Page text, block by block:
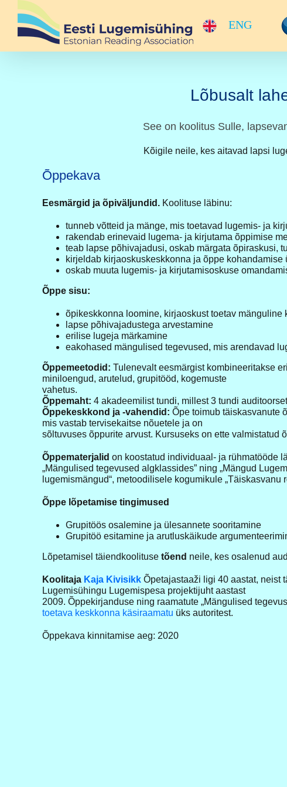
content
ENG
Lõbusalt
See on koolitus Sulle,
Kõigile neile, kes aitavad lapsi
Õppekava
Eesmärgid ja õpiväljundid. Koolituse läbinu:
tunneb võtteid ja mänge, mis toetavad lugemis- ja
rakendab erinevaid lugema- ja kirjutama õppimise
teab lapse põhivajadusi, oskab märgata õpiraskusi,
kirjeldab kirjaoskuskeskkonna ja õppe kohandamise
oskab muuta lugemis- ja kirjutamisoskuse
Õppe sisu:
õpikeskkonna loomine, kirjaoskust toetav mänguline
lapse põhivajadustega arvestamine
erilise lugeja märkamine
eakohased mängulised tegevused, mis arendavad
Õppemeetodid: Tulenevalt eesmärgist kombineeritakse
miniloengud, arutelud, grupitööd, kogemuste
vahetus.
Õppemaht: 4 akadeemilist tundi, millest 3 tundi
Õppekeskkond ja -vahendid: Õpe toimub täiskasvanute
mis vastab tervisekaitse nõuetele ja on
sõltuvuses õppurite arvust. Kursuseks on ette valmistatud
Õppematerjalid on koostatud individuaal- ja rühmatööde
„Mängulised tegevused algklassides” ning „Mängud
lugemismängud“, metoodilisele kogumikule
Õppe lõpetamise tingimused
Grupitöös osalemine ja ülesannete sooritamine
Grupitöö esitamine ja arutluskäikude
Lõpetamisel täiendkoolituse tõend neile, kes osalenud
Koolitaja Kaja Kivisikk Õpetajastaaži ligi 40 aastat, neist
Lugemisühingu Lugemispesa projektijuht aastast
2009. Õppekirjanduse ning raamatute „Mängulised
toetava keskkonna käsiraamatu üks autoritest.
Õppekava kinnitamise aeg: 2020